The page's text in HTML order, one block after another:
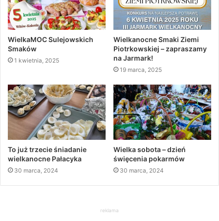
WielkaMOC Sulejowskich
Smaków
1 kwietnia, 2025
Wielkanocne Smaki Ziemi
Piotrkowskiej – zapraszamy
na Jarmark!
19 marca, 2025
To już trzecie śniadanie
wielkanocne Pałacyka
30 marca, 2024
Wielka sobota – dzień
święcenia pokarmów
30 marca, 2024
reklama